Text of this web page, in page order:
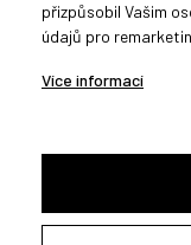
Spojte se s námi
2026 © Meopta s.r.o.
přizpůsobil Vašim
údajů pro
Více informací